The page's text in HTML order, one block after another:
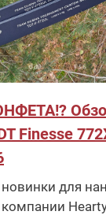
Finesse
для